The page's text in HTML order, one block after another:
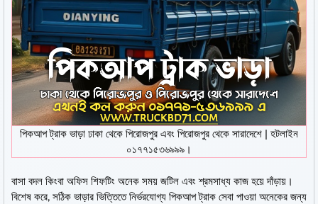
পিকআপ ট্রাক ভাড়া ঢাকা থেকে পিরোজপুর এবং পিরোজপুর থেকে সারাদেশে | হটলাইন
০১৭৭১৫৩৬৯৯৯।
বাসা বদল কিংবা অফিস শিফটিং অনেক সময় জটিল এবং শ্রমসাধ্য কাজ হয়ে দাঁড়ায়।
বিশেষ করে, সঠিক ভাড়ার ভিত্তিতে নির্ভরযোগ্য পিকআপ ট্রাক সেবা পাওয়া অনেকের জন্য